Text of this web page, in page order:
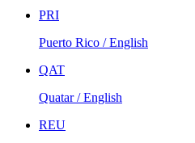
PRI
Puerto Rico / English
QAT
Quatar / English
REU